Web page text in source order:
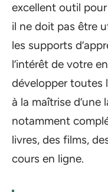
excellent outil
il ne doit pas être
les supports
l’intérêt de votre
développer toutes
à la maîtrise d’une
notamment
livres, des films,
cours en ligne.